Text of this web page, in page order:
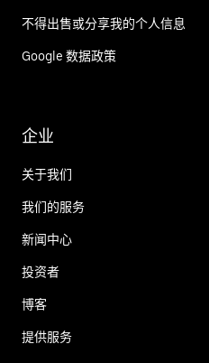
不得出售或分享我的个人信息
Google 数据政策
企业
关于我们
我们的服务
新闻中心
投资者
博客
提供服务